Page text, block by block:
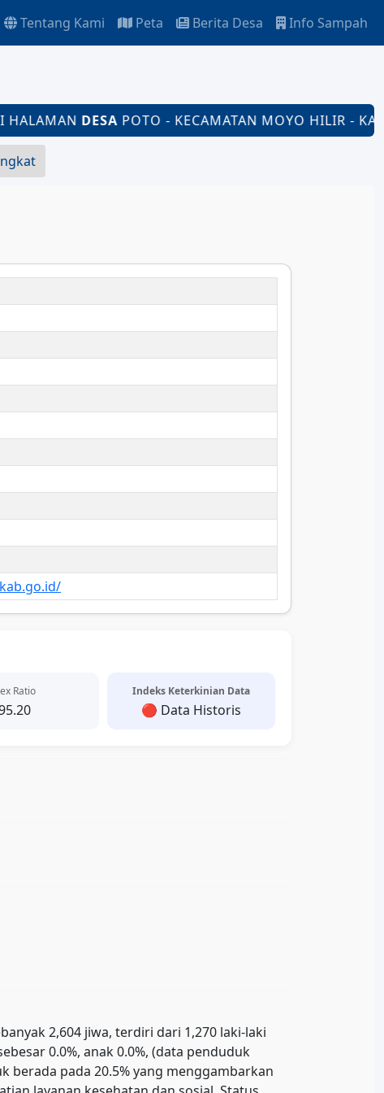
Tentang Kami Peta Berita Desa Info Sampah
DESAPOTO - KECAMATAN MOYO HILIR -
Ratio Indeks Keterkinian Data
🔴 Data Historis
2,604 jiwa, terdiri dari 1,270 laki-laki
0.0%, anak 0.0%, (data penduduk
berada pada 20.5% yang menggambarkan